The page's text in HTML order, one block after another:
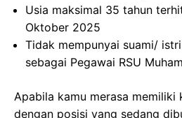
Usia maksimal 35 tahun
Oktober 2025
Tidak mempunyai suami/
sebagai Pegawai RSU
Apabila kamu merasa memiliki
dengan posisi yang sedang